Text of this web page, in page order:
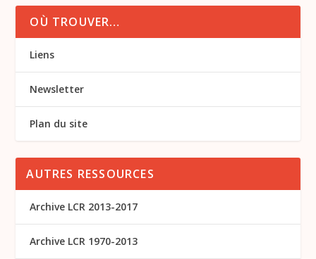
OÙ TROUVER…
Liens
Newsletter
Plan du site
AUTRES RESSOURCES
Archive LCR 2013-2017
Archive LCR 1970-2013